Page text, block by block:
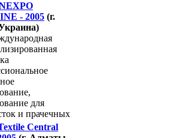
- 2005 (г.
для
и прачечных
Central